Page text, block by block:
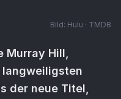
Bild: Hulu · TMDB
Murray Hill,
langweiligsten
der neue Titel,